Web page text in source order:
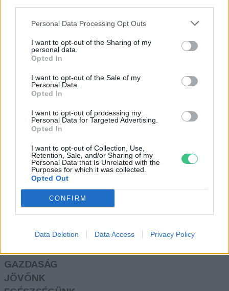
Personal Data Processing Opt Outs
I want to opt-out of the Sharing of my
personal data.
Opted In
I want to opt-out of the Sale of my
Personal Data.
Opted In
I want to opt-out of processing my
Personal Data for Targeted Advertising.
Opted In
I want to opt-out of Collection, Use,
Retention, Sale, and/or Sharing of my
Personal Data that Is Unrelated with the
Purposes for which it was collected.
Opted Out
CONFIRM
Data Deletion Data Access Privacy Policy
Szállítmányozás nélkül nem megy
a kibocsátás?
Greendex
„Férfias” és „nőies” munka – Ma
meg a szakmákat
Greendex
Rovatok
OTTHONUNK
HULLADÉK
GAZDASÁG
JÖVŐNK